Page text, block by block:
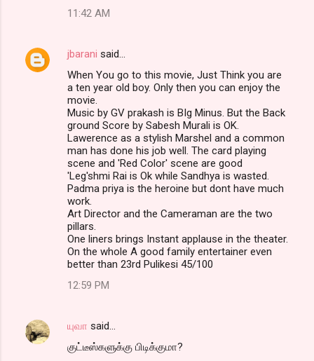
11:42 AM
jbarani said…
When You go to this movie, Just Think you are
a ten year old boy. Only then you can enjoy the
movie.
Music by GV prakash is BIg Minus. But the Back
ground Score by Sabesh Murali is OK.
Lawerence as a stylish Marshel and a common
man has done his job well. The card playing
scene and 'Red Color' scene are good
'Leg'shmi Rai is Ok while Sandhya is wasted.
Padma priya is the heroine but dont have much
work.
Art Director and the Cameraman are the two
pillars.
One liners brings Instant applause in the theater.
On the whole A good family entertainer even
better than 23rd Pulikesi 45/100
12:59 PM
யுவா said…
குட்டீஸ்களுக்கு பிடிக்குமா?